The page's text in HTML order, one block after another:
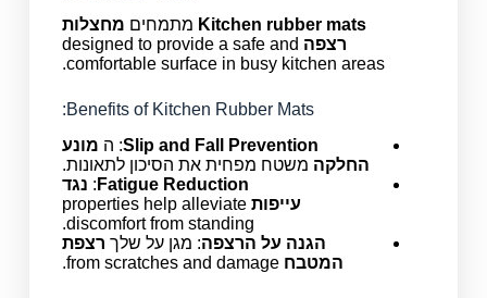
Kitchen rubber mats מתמחים מחצלות
רצפה designed to provide a safe and
comfortable surface in busy kitchen areas.
Benefits of Kitchen Rubber Mats:
Slip and Fall Prevention: ה מונע
החלקה משטח מפחית את הסיכון לתאונות.
Fatigue Reduction
: נגד
עייפות properties help alleviate
discomfort from standing.
הגנה על הרצפה: מגן על שלך רצפת
המטבח from scratches and damage.